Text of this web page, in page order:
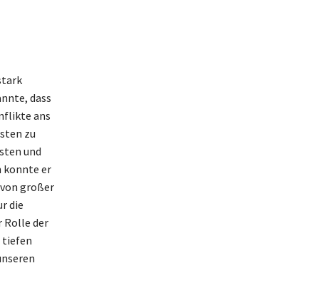
dass
ans
zu
und
konnte er
großer
die
Rolle der
tiefen